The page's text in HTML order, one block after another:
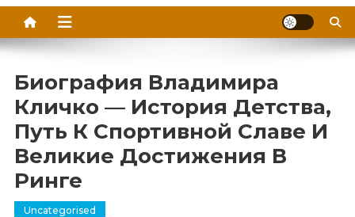
Биография Владимира
Кличко — История Детства,
Путь К Спортивной Славе И
Великие Достижения В
Ринге
Uncategorised